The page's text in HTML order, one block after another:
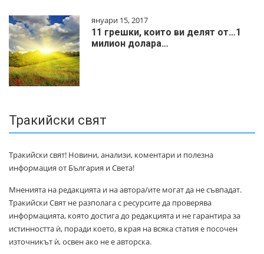
януари 15, 2017
11 грешки, които ви делят от…1
милиoн дoлapa…
Тракийски свят
Тракийски свят! Новини, анализи, коментари и полезна
информация от България и Света!
Мненията на редакцията и на автора/ите могат да не съвпадат.
Тракийски Свят не разполага с ресурсите да проверява
информацията, която достига до редакцията и не гарантира за
истинността ѝ, поради което, в края на всяка статия е посочен
източникът ѝ, освен ако не е авторска.